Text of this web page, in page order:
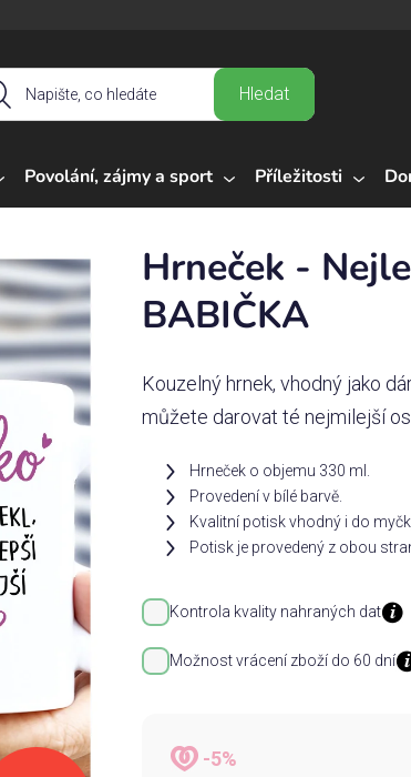
Hledat
Povolání, zájmy a sport Příležitosti
Hrneček -
BABIČKA
Kouzelný hrnek, vhodný jako
můžete darovat té nejmilejší
Hrneček o objemu 330 ml.
Provedení v bílé barvě.
Kvalitní potisk vhodný i do
Potisk je provedený z obou
Kontrola kvality nahraných dat
Možnost vrácení zboží do 60 dní
-5%